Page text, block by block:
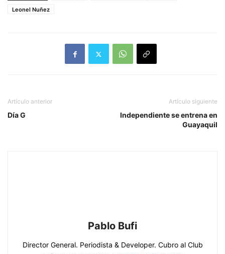
Leonel Nuñez
Artículo anterior
Día G
Artículo siguiente
Independiente se entrena en
Guayaquil
Pablo Bufi
Director General. Periodista & Developer. Cubro al Club